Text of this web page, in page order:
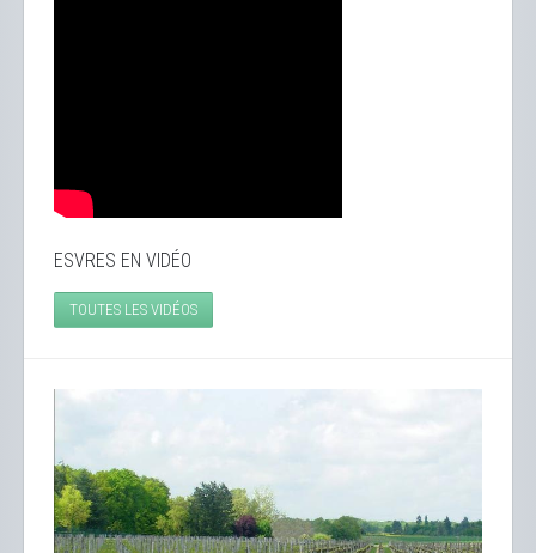
ESVRES EN VIDÉO
TOUTES LES VIDÉOS